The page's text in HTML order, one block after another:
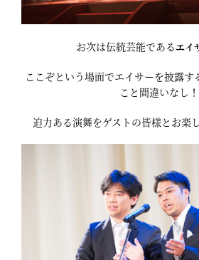
お次は伝統芸能であるエイ
ここぞという場面でエイサーを披露す
こと間違いなし！
迫力ある演舞をゲストの皆様とお楽